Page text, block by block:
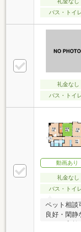
バス・トイ
礼金なし
バス・トイ
動画あり
礼金なし
バス・トイ
ペット相談
良好・閑静